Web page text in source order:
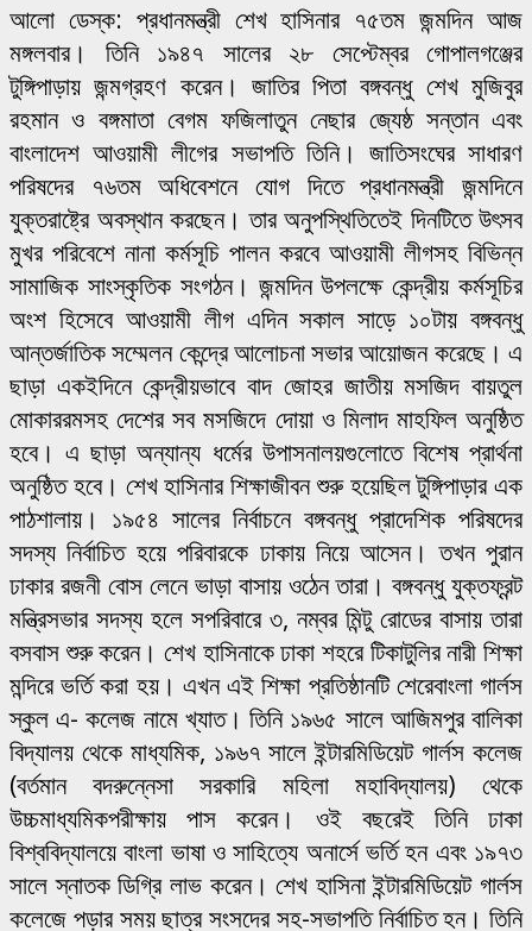
আলো ডেস্ক: প্রধানমন্ত্রী শেখ হাসিনার ৭৫তম জন্মদিন আজ
মঙ্গলবার। তিনি ১৯৪৭ সালের ২৮ সেপ্টেম্বর গোপালগঞ্জের
টুঙ্গিপাড়ায় জন্মগ্রহণ করেন। জাতির পিতা বঙ্গবন্ধু শেখ মুজিবুর
রহমান ও বঙ্গমাতা বেগম ফজিলাতুন নেছার জ্যেষ্ঠ সন্তান এবং
বাংলাদেশ আওয়ামী লীগের সভাপতি তিনি। জাতিসংঘের সাধারণ
পরিষদের ৭৬তম অধিবেশনে যোগ দিতে প্রধানমন্ত্রী জন্মদিনে
যুক্তরাষ্ট্রে অবস্থান করছেন। তার অনুপস্থিতিতেই দিনটিতে উৎসব
মুখর পরিবেশে নানা কর্মসূচি পালন করবে আওয়ামী লীগসহ বিভিন্ন
সামাজিক সাংস্কৃতিক সংগঠন। জন্মদিন উপলক্ষে কেন্দ্রীয় কর্মসূচির
অংশ হিসেবে আওয়ামী লীগ এদিন সকাল সাড়ে ১০টায় বঙ্গবন্ধু
আন্তর্জাতিক সম্মেলন কেন্দ্রে আলোচনা সভার আয়োজন করেছে। এ
ছাড়া একইদিনে কেন্দ্রীয়ভাবে বাদ জোহর জাতীয় মসজিদ বায়তুল
মোকাররমসহ দেশের সব মসজিদে দোয়া ও মিলাদ মাহফিল অনুষ্ঠিত
হবে। এ ছাড়া অন্যান্য ধর্মের উপাসনালয়গুলোতে বিশেষ প্রার্থনা
অনুষ্ঠিত হবে। শেখ হাসিনার শিক্ষাজীবন শুরু হয়েছিল টুঙ্গিপাড়ার এক
পাঠশালায়। ১৯৫৪ সালের নির্বাচনে বঙ্গবন্ধু প্রাদেশিক পরিষদের
সদস্য নির্বাচিত হয়ে পরিবারকে ঢাকায় নিয়ে আসেন। তখন পুরান
ঢাকার রজনী বোস লেনে ভাড়া বাসায় ওঠেন তারা। বঙ্গবন্ধু যুক্তফ্রন্ট
মন্ত্রিসভার সদস্য হলে সপরিবারে ৩, নম্বর মিন্টু রোডের বাসায় তারা
বসবাস শুরু করেন। শেখ হাসিনাকে ঢাকা শহরে টিকাটুলির নারী শিক্ষা
মন্দিরে ভর্তি করা হয়। এখন এই শিক্ষা প্রতিষ্ঠানটি শেরেবাংলা গার্লস
স্কুল এ- কলেজ নামে খ্যাত। তিনি ১৯৬৫ সালে আজিমপুর বালিকা
বিদ্যালয় থেকে মাধ্যমিক, ১৯৬৭ সালে ইন্টারমিডিয়েট গার্লস কলেজ
(বর্তমান বদরুন্নেসা সরকারি মহিলা মহাবিদ্যালয়) থেকে
উচ্চমাধ্যমিকপরীক্ষায় পাস করেন। ওই বছরেই তিনি ঢাকা
বিশ্ববিদ্যালয়ে বাংলা ভাষা ও সাহিত্যে অনার্সে ভর্তি হন এবং ১৯৭৩
সালে স্নাতক ডিগ্রি লাভ করেন। শেখ হাসিনা ইন্টারমিডিয়েট গার্লস
কলেজে পড়ার সময় ছাত্র সংসদের সহ-সভাপতি নির্বাচিত হন। তিনি